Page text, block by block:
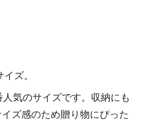
ズ。
気のサイズです。収納にも
ズ感のため贈り物にぴった